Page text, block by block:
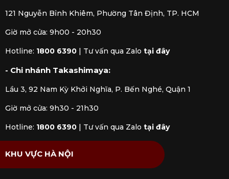
121 Nguyễn Bỉnh Khiêm, Phường Tân Định, TP. HCM
Giờ mở cửa: 9h00 - 20h30
Hotline: 1800 6390 Tư vấn qua Zalo tại đây
- Chi nhánh Takashimaya:
Lầu 3, 92 Nam Kỳ Khởi Nghĩa, P. Bến Nghé, Quận 1
Giờ mở cửa: 9h30 - 21h30
Hotline: 1800 6390 Tư vấn qua Zalo tại đây
KHU VỰC HÀ NỘI